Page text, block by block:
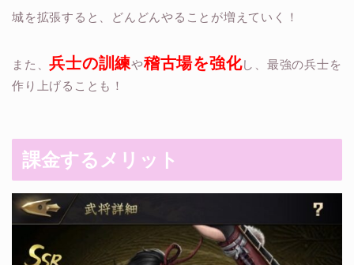
城を拡張すると、どんどんやることが増えていく！
また、兵士の訓練や稽古場を強化し、最強の兵士を
作り上げることも！
課金するメリット